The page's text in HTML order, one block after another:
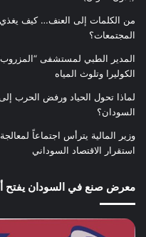
من الكلمات إلى العنف… كيف
المجتمعات؟
المدير الطبي لمستشفى
الكوليرا وتلوث المياه
لماذا تحول الحياد ورفض الحرب
السودان؟
وزير المالية يترأس اجتماعاً
استقرار الاقتصاد السوداني
معرض صنع في السودان يفتح